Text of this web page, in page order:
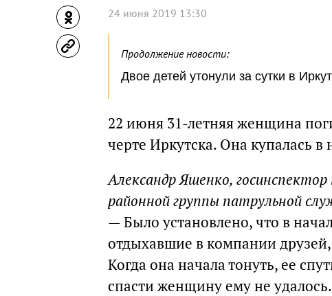
24 июня 2019 13:30
Продолжение новости:
Двое детей утонули за сутки в
22 июня 31-летняя женщина
черте Иркутска. Она купалась
Александр Яшенко,
районной группы патрульной
— Было установлено, что в
отдыхавшие в компании
Когда она начала тонуть, ее
спасти женщину ему не